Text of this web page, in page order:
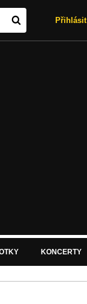
Přihlásit
KONCERTY